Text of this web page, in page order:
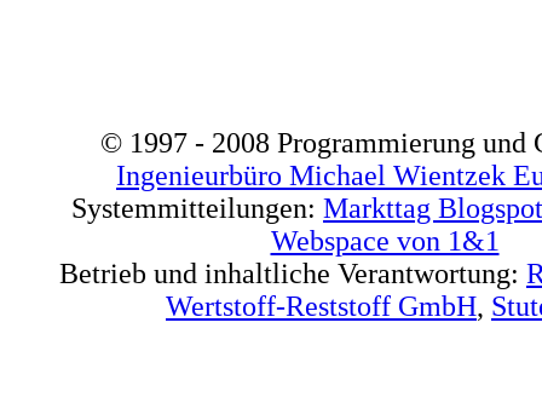
© 1997 - 2008 Programmierung und
Ingenieurbüro Michael Wientzek
Systemmitteilungen: Markttag Blogspot
Webspace von 1&1
Betrieb und inhaltliche Verantwortung:
Wertstoff-Reststoff GmbH,